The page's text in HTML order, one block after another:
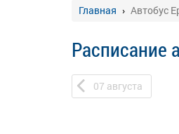
Главная Автобус
Расписание
07 августа